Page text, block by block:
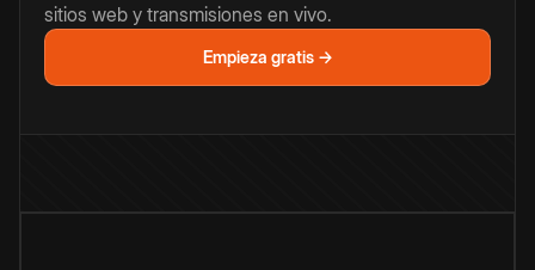
sitios web y transmisiones en vivo.
Empieza gratis →